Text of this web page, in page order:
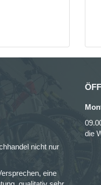
nicht nur
eine
die